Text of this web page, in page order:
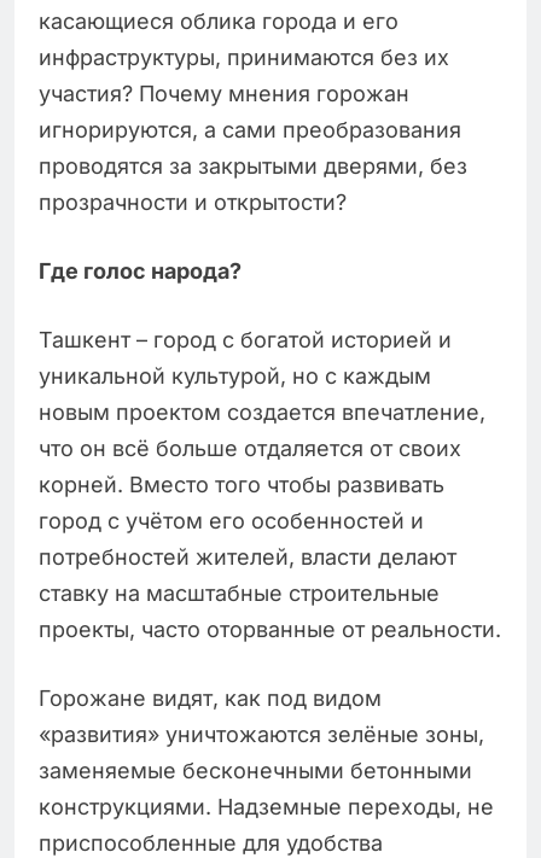
касающиеся облика города и его
инфраструктуры, принимаются без их
участия? Почему мнения горожан
игнорируются, а сами преобразования
проводятся за закрытыми дверями, без
прозрачности и открытости?
Где голос народа?
Ташкент – город с богатой историей и
уникальной культурой, но с каждым
новым проектом создается впечатление,
что он всё больше отдаляется от своих
корней. Вместо того чтобы развивать
город с учётом его особенностей и
потребностей жителей, власти делают
ставку на масштабные строительные
проекты, часто оторванные от реальности.
Горожане видят, как под видом
«развития» уничтожаются зелёные зоны,
заменяемые бесконечными бетонными
конструкциями. Надземные переходы, не
приспособленные для удобства